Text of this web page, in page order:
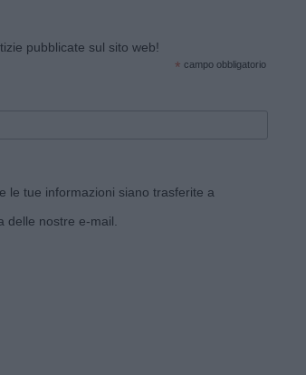
pubblicate sul sito web!
* campo obbligatorio
le tue informazioni siano trasferite a
delle nostre e-mail.